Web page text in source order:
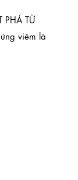
TỪ
ứng viêm là